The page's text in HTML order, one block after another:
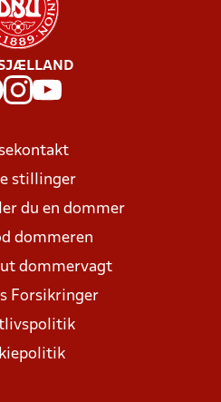
stillinger
du en dommer
dommeren
dommervagt
Forsikringer